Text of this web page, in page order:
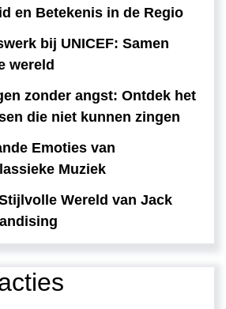
en Betekenis in de Regio
bij UNICEF: Samen
wereld
zonder angst: Ontdek het
die niet kunnen zingen
Emoties van
Muziek
Wereld van Jack